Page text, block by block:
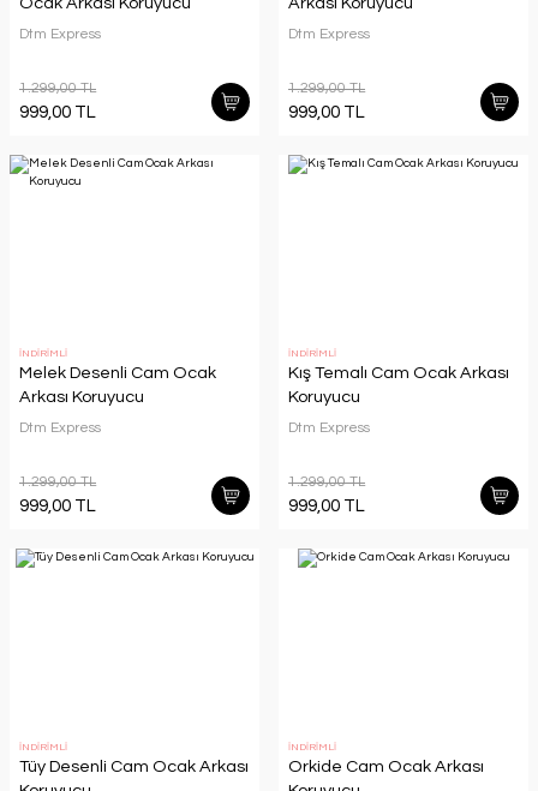
Dtm Express
1.299,00 TL
999,00 TL
Dtm Express
1.299,00 TL
999,00 TL
İNDİRİMLİ
Melek Desenli Cam Ocak
Arkası Koruyucu
Dtm Express
1.299,00 TL
999,00 TL
İNDİRİMLİ
Kış Temalı Cam Ocak Arkası
Koruyucu
Dtm Express
1.299,00 TL
999,00 TL
İNDİRİMLİ
Tüy Desenli Cam Ocak Arkası
İNDİRİMLİ
Orkide Cam Ocak Arkası